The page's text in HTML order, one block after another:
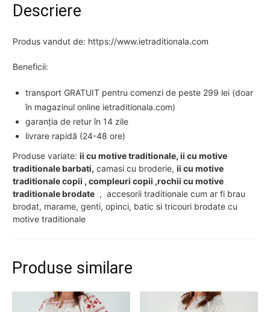
Descriere
Produs vandut de: https://www.ietraditionala.com
Beneficii:
transport GRATUIT pentru comenzi de peste 299 lei (doar
în magazinul online ietraditionala.com)
garanția de retur în 14 zile
livrare rapidă (24-48 ore)
Produse variate: ii cu motive traditionale, ii cu motive
traditionale barbati, camasi cu broderie, ii cu motive
traditionale copii , compleuri copii ,rochii cu motive
traditionale brodate , accesorii traditionale cum ar fi brau
brodat, marame, genti, opinci, batic si tricouri brodate cu
motive traditionale
Produse similare